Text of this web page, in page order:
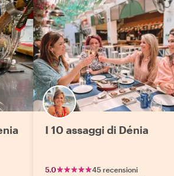
I 10 assaggi di Dénia
5.0 45 recensioni